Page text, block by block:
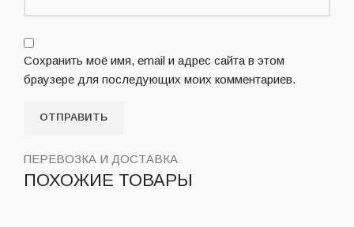
Сохранить моё имя, email и адрес сайта в этом
браузере для последующих моих комментариев.
ПЕРЕВОЗКА И ДОСТАВКА
ПОХОЖИЕ ТОВАРЫ